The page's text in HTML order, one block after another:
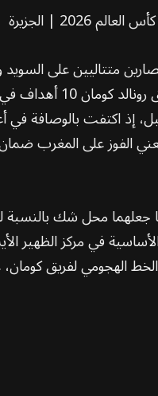
2-2 أمام اليابان، قبل أن تحقق
محل شك بالنسبة
في مركز الظهير
الخط الهجومي لفريق